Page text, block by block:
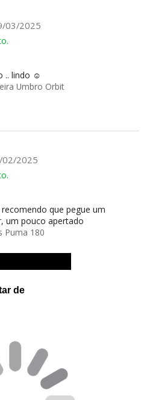
03/2025
.. lindo ☺️
Umbro Orbit
2025
que pegue um
um pouco apertado
Puma 180
de